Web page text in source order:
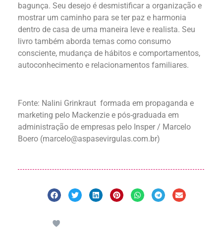
bagunça. Seu desejo é desmistificar a organização e
mostrar um caminho para se ter paz e harmonia
dentro de casa de uma maneira leve e realista. Seu
livro também aborda temas como consumo
consciente, mudança de hábitos e comportamentos,
autoconhecimento e relacionamentos familiares.
Fonte: Nalini Grinkraut formada em propaganda e
marketing pelo Mackenzie e pós-graduada em
administração de empresas pelo Insper / Marcelo
Boero (marcelo@aspasevirgulas.com.br)